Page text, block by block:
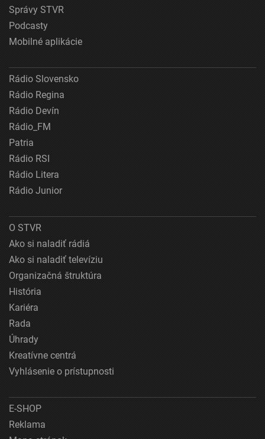
Správy STVR
Podcasty
Mobilné aplikácie
Rádio Slovensko
Rádio Regina
Rádio Devín
Rádio_FM
Patria
Rádio RSI
Rádio Litera
Rádio Junior
O STVR
Ako si naladiť rádiá
Ako si naladiť televíziu
Organizačná štruktúra
História
Kariéra
Rada
Úhrady
Kreatívne centrá
Vyhlásenie o prístupnosti
E-SHOP
Reklama